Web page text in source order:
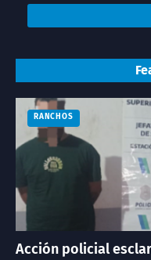
RANCHOS
Acción policial